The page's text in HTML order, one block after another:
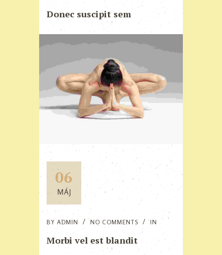
Donec suscipit sem
06
MÁJ
BY ADMIN NO COMMENTS IN
Morbi vel est blandit